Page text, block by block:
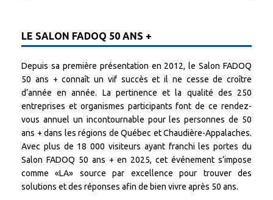
LE SALON FADOQ 50 ANS +
Depuis sa première présentation en 2012, le Salon FADOQ
50 ans + connaît un vif succès et il ne cesse de croître
d’année en année. La pertinence et la qualité des 250
entreprises et organismes participants font de ce rendez-
vous annuel un incontournable pour les personnes de 50
ans + dans les régions de Québec et Chaudière-Appalaches.
Avec plus de 18 000 visiteurs ayant franchi les portes du
Salon FADOQ 50 ans + en 2025, cet événement s’impose
comme «LA» source par excellence pour trouver des
solutions et des réponses afin de bien vivre après 50 ans.